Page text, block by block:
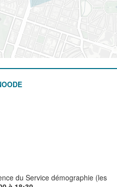
du Service démographie (les